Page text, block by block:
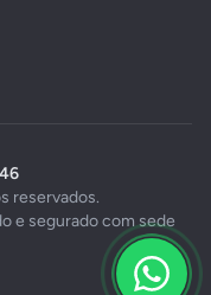
reservados.
e segurado com sede